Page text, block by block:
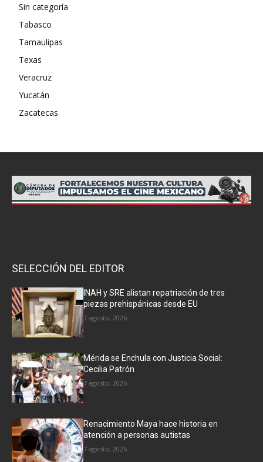
Sin categoría
Tabasco
Tamaulipas
Texas
Veracruz
Yucatán
Zacatecas
SELECCIÓN DEL EDITOR
INAH y SRE alistan repatriación de tres
piezas prehispánicas desde EU
7 agosto, 2026
Mérida se Enchula con Justicia Social:
Cecilia Patrón
7 agosto, 2026
Renacimiento Maya hace historia en
atención a personas autistas
7 agosto, 2026